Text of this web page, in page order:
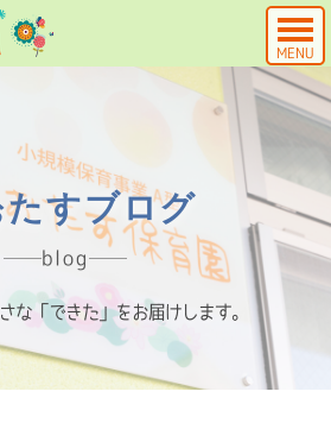
MENU
たすブログ
blog
な「できた」をお届けします。